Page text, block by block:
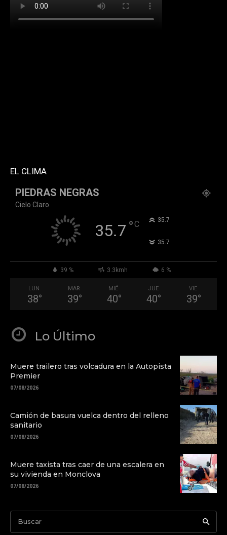
EL CLIMA
PIEDRAS NEGRAS
Cielo Claro
35.7 °C 35.7
35.7
39 % 3.3kmh 6 %
LUN
38°
MAR
39°
MIÉ
40°
JUE
40°
VIE
39°
Lo Último
Muere trailero tras volcadura en la Autopista
Premier
07/08/2026
Camión de basura vuelca dentro del relleno
sanitario
07/08/2026
Muere taxista tras caer de una escalera en
su vivienda en Monclova
07/08/2026
Buscar